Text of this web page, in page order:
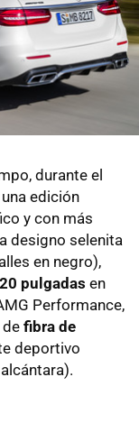
durante el
edición
y con más
designo selenita
en negro),
20 pulgadas en
Performance,
fibra de
deportivo